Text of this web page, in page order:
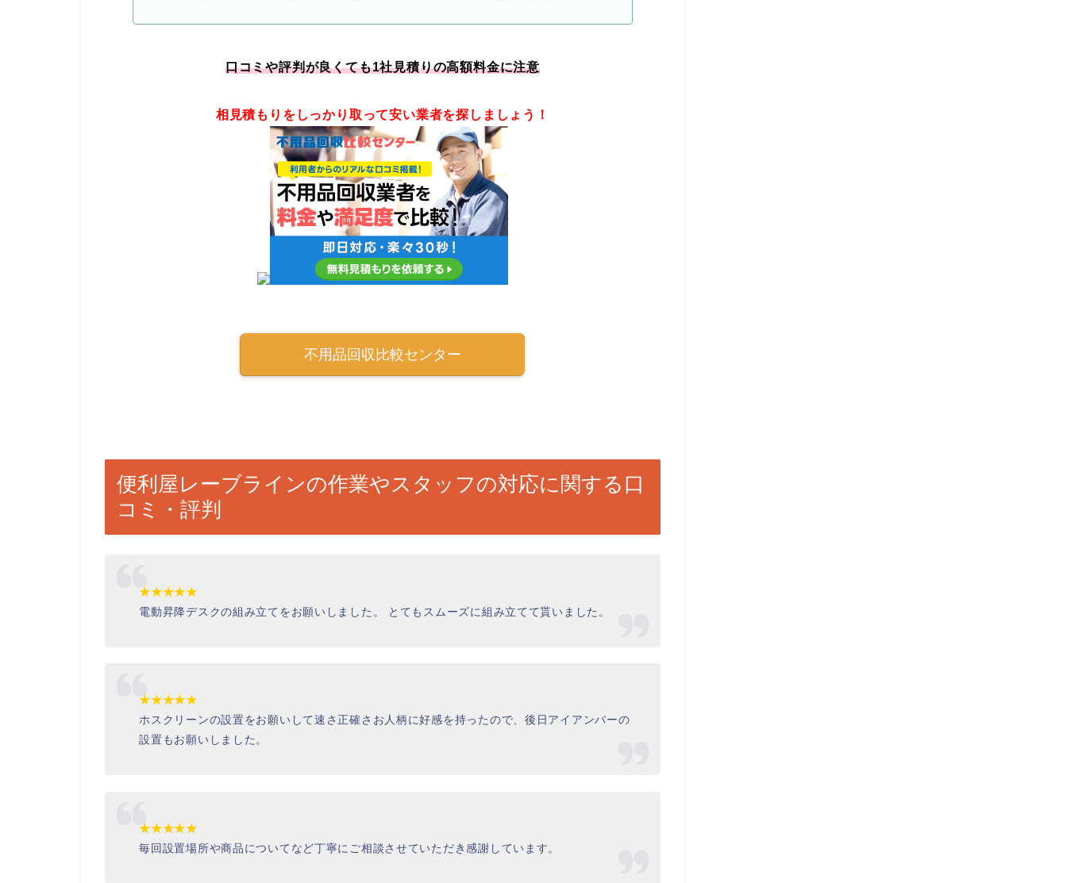
口コミや評判が良くても1社見積りの高額料金に注意
相見積もりをしっかり取って安い業者を探しましょう！
不用品回収比較センター
便利屋レーブラインの作業やスタッフの対応に関する口
コミ・評判
★★★★★
電動昇降デスクの組み立てをお願いしました。 とてもスムーズに組み立てて貰いました。
★★★★★
ホスクリーンの設置をお願いして速さ正確さお人柄に好感を持ったので、後日アイアンバーの
設置もお願いしました。
★★★★★
毎回設置場所や商品についてなど丁寧にご相談させていただき感謝しています。